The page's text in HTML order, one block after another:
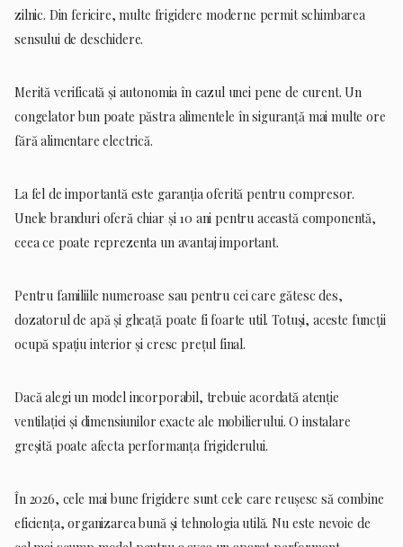
zilnic. Din fericire, multe frigidere moderne permit schimbarea
sensului de deschidere.
Merită verificată și autonomia în cazul unei pene de curent. Un
congelator bun poate păstra alimentele în siguranță mai multe ore
fără alimentare electrică.
La fel de importantă este garanția oferită pentru compresor.
Unele branduri oferă chiar și 10 ani pentru această componentă,
ceea ce poate reprezenta un avantaj important.
Pentru familiile numeroase sau pentru cei care gătesc des,
dozatorul de apă și gheață poate fi foarte util. Totuși, aceste funcții
ocupă spațiu interior și cresc prețul final.
Dacă alegi un model incorporabil, trebuie acordată atenție
ventilației și dimensiunilor exacte ale mobilierului. O instalare
greșită poate afecta performanța frigiderului.
În 2026, cele mai bune frigidere sunt cele care reușesc să combine
eficiența, organizarea bună și tehnologia utilă. Nu este nevoie de